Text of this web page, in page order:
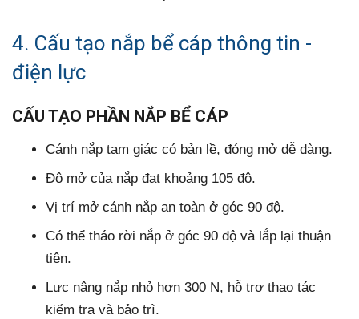
4. Cấu tạo nắp bể cáp thông tin -
điện lực
CẤU TẠO PHẦN NẮP BỂ CÁP
Cánh nắp tam giác có bản lề, đóng mở dễ dàng.
Độ mở của nắp đạt khoảng 105 độ.
Vị trí mở cánh nắp an toàn ở góc 90 độ.
Có thể tháo rời nắp ở góc 90 độ và lắp lại thuận
tiện.
Lực nâng nắp nhỏ hơn 300 N, hỗ trợ thao tác
kiểm tra và bảo trì.